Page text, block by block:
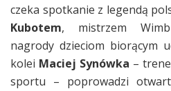
czeka spotkanie z legendą
Kubotem, mistrzem
nagrody dzieciom biorącym
kolei Maciej Synówka –
sportu – poprowadzi